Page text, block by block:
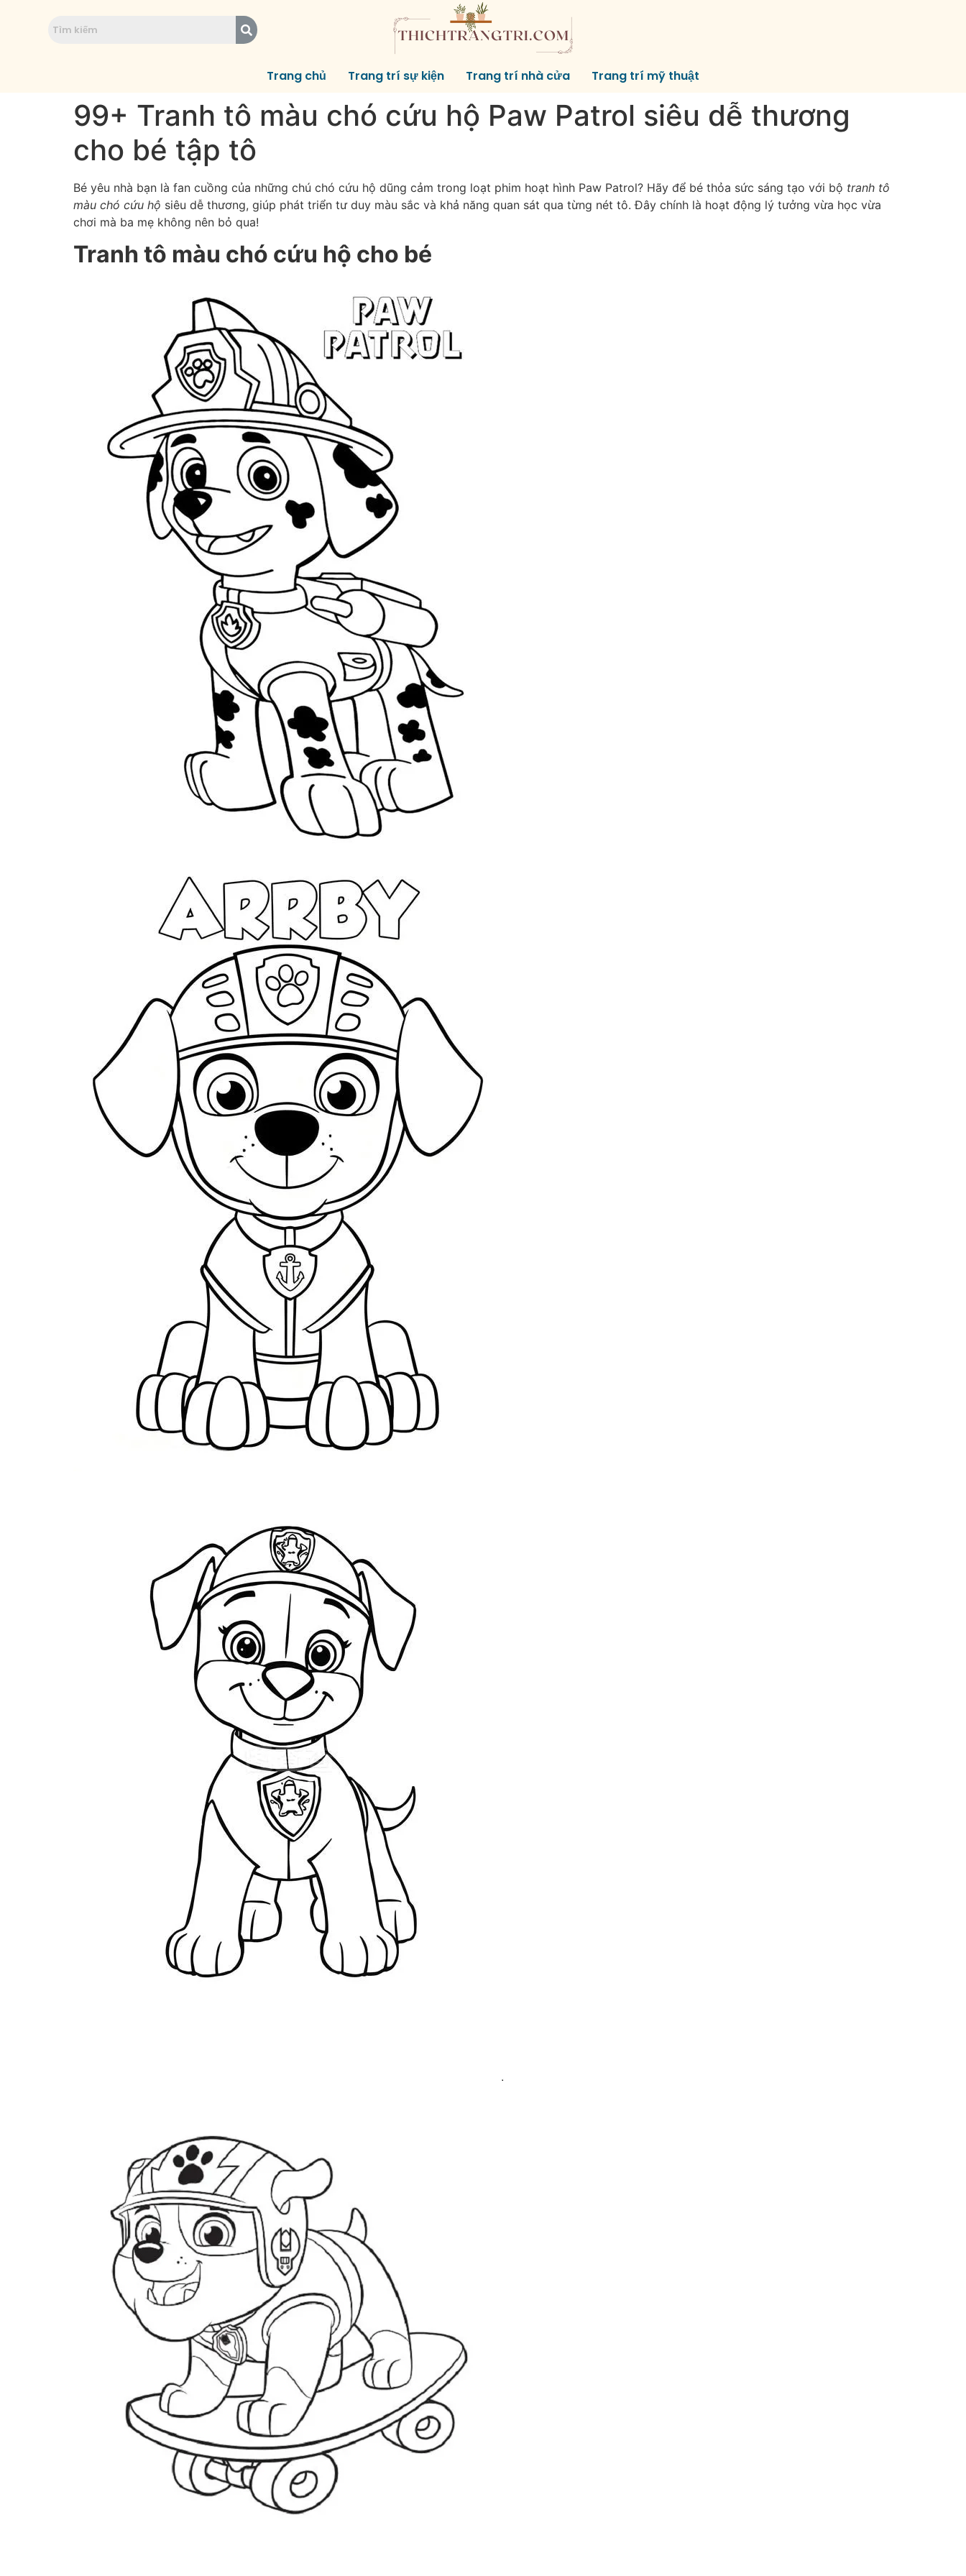
Trang chủ Trang trí sự kiện Trang trí nhà cửa Trang trí mỹ thuật
99+ Tranh tô màu chó cứu hộ Paw Patrol siêu dễ thương
cho bé tập tô
Bé yêu nhà bạn là fan cuồng của những chú chó cứu hộ dũng cảm trong loạt phim hoạt hình Paw Patrol? Hãy để bé thỏa sức sáng tạo với bộ tranh tô
màu chó cứu hộ siêu dễ thương, giúp phát triển tư duy màu sắc và khả năng quan sát qua từng nét tô. Đây chính là hoạt động lý tưởng vừa học vừa
chơi mà ba mẹ không nên bỏ qua!
Tranh tô màu chó cứu hộ cho bé